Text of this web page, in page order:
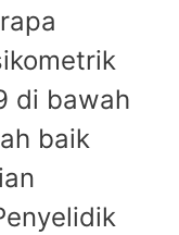
di bawah
baik